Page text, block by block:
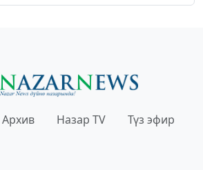
Архив Назар TV Түз эфир